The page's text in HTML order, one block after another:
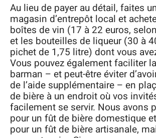
Au lieu de payer au détail, faites
magasin d’entrepôt local et
boîtes de vin (17 à 22 euros,
et les bouteilles de liqueur (30 à
pichet de 1,75 litre) dont vous
Vous pouvez également faciliter
barman – et peut-être éviter
de l’aide supplémentaire – en
de bière à un endroit où vos
facilement se servir. Nous avons
pour un fût de bière domestique
pour un fût de bière artisanale,